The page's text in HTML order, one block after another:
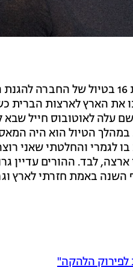
, מי שהפך לבעלי, כשהייתי בת 16
את הארץ לארצות הברית
עלה לאוטובוס חייל שבא
הטיול הוא היה
לגמרי והחלטתי שאני
לבד. ההורים עדיין
השנה באמת חזרתי לארץ
לפירוק הלהקה"